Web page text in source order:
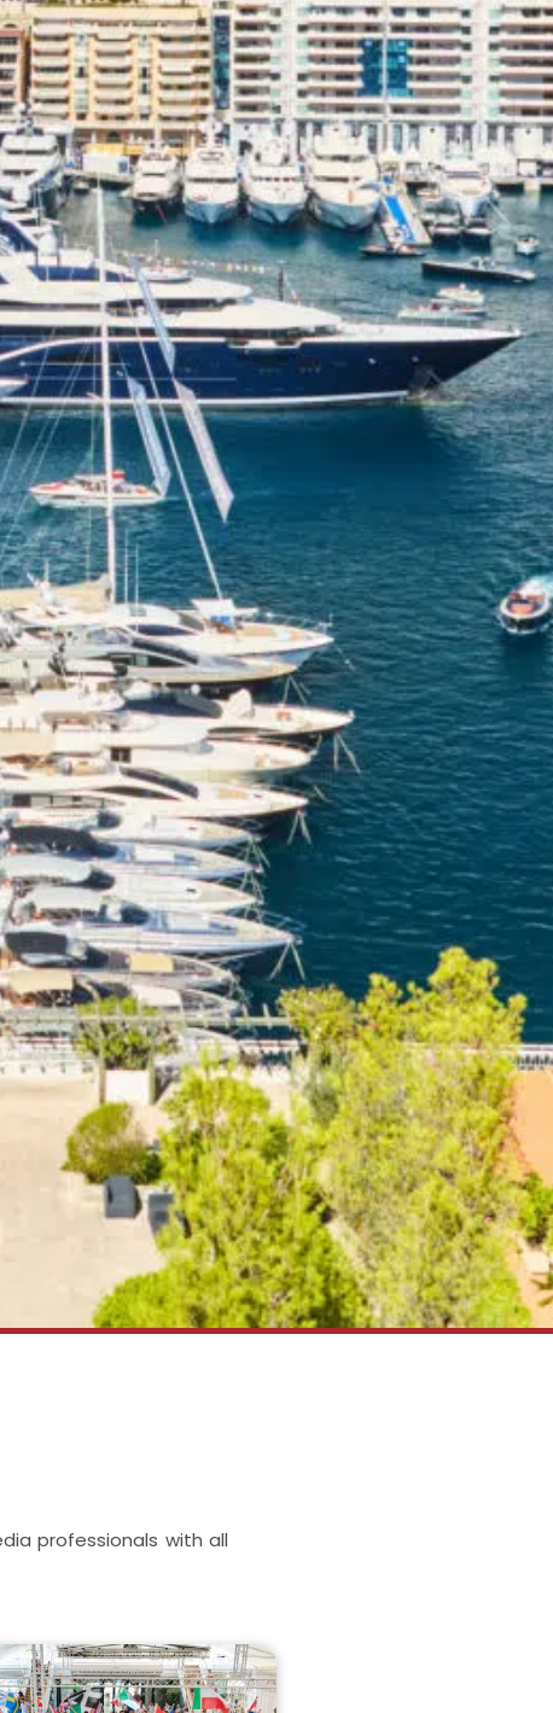
professionals with all